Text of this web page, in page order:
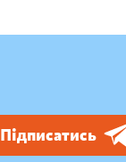
Підписатись